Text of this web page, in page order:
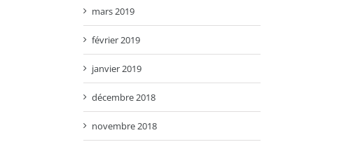
mars 2019
février 2019
janvier 2019
décembre 2018
novembre 2018